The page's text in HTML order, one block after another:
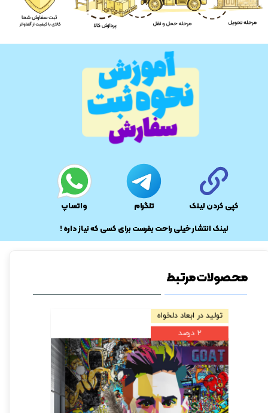
کپی کردن لینک تلگرام
واتساپ
​لینک انتشار خیلی راحت بفرست برای کسی که نیاز داره !
محصولات مرتبط
تولید در ابعاد دلخواه
۲ درصد